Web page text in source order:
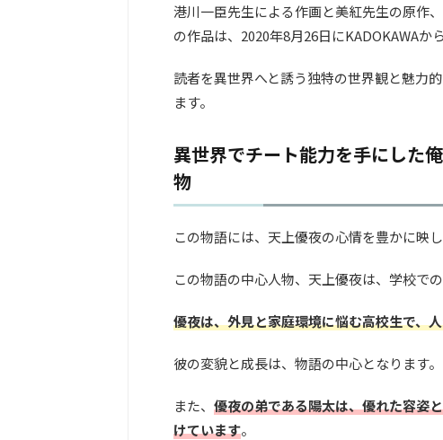
港川一臣先生による作画と美紅先生の原作
の作品は、2020年8月26日にKADOKAWAか
読者を異世界へと誘う独特の世界観と魅力
ます。
異世界でチート能力を手にした
物
この物語には、天上優夜の心情を豊かに映
この物語の中心人物、天上優夜は、学校で
優夜は、外見と家庭環境に悩む高校生で、
彼の変貌と成長は、物語の中心となります。
また、 優夜の弟である陽太は、優れた容姿
けています。